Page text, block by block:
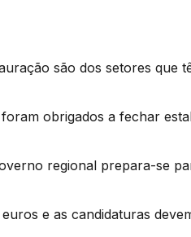
são dos setores que
obrigados a fechar
regional prepara-se
e as candidaturas